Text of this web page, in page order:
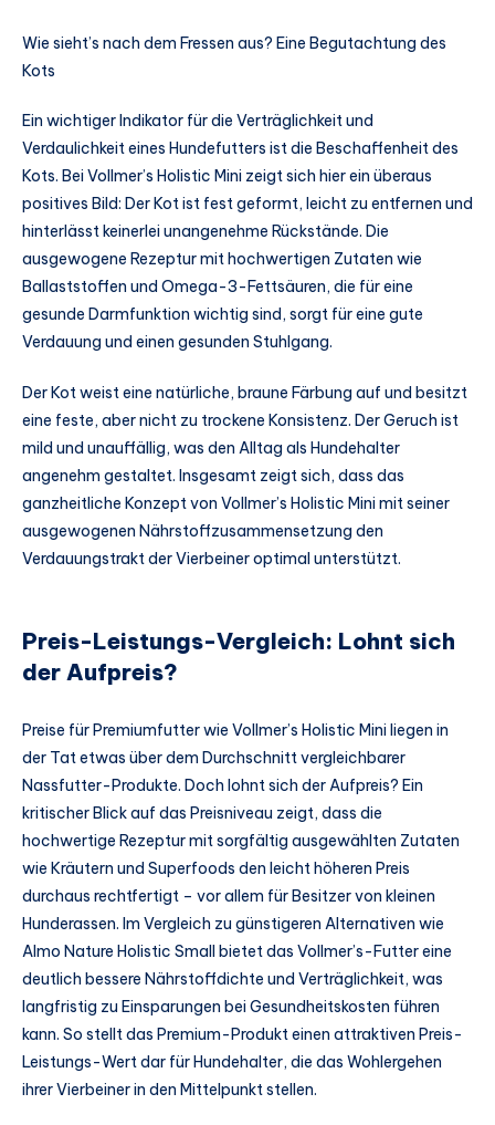
Wie sieht’s nach dem Fressen aus? Eine Begutachtung des
Kots
Ein wichtiger Indikator für die Verträglichkeit und
Verdaulichkeit eines Hundefutters ist die Beschaffenheit des
Kots. Bei Vollmer’s Holistic Mini zeigt sich hier ein überaus
positives Bild: Der Kot ist fest geformt, leicht zu entfernen und
hinterlässt keinerlei unangenehme Rückstände. Die
ausgewogene Rezeptur mit hochwertigen Zutaten wie
Ballaststoffen und Omega-3-Fettsäuren, die für eine
gesunde Darmfunktion wichtig sind, sorgt für eine gute
Verdauung und einen gesunden Stuhlgang.
Der Kot weist eine natürliche, braune Färbung auf und besitzt
eine feste, aber nicht zu trockene Konsistenz. Der Geruch ist
mild und unauffällig, was den Alltag als Hundehalter
angenehm gestaltet. Insgesamt zeigt sich, dass das
ganzheitliche Konzept von Vollmer’s Holistic Mini mit seiner
ausgewogenen Nährstoffzusammensetzung den
Verdauungstrakt der Vierbeiner optimal unterstützt.
Preis-Leistungs-Vergleich: Lohnt sich
der Aufpreis?
Preise für Premiumfutter wie Vollmer’s Holistic Mini liegen in
der Tat etwas über dem Durchschnitt vergleichbarer
Nassfutter-Produkte. Doch lohnt sich der Aufpreis? Ein
kritischer Blick auf das Preisniveau zeigt, dass die
hochwertige Rezeptur mit sorgfältig ausgewählten Zutaten
wie Kräutern und Superfoods den leicht höheren Preis
durchaus rechtfertigt – vor allem für Besitzer von kleinen
Hunderassen. Im Vergleich zu günstigeren Alternativen wie
Almo Nature Holistic Small bietet das Vollmer’s-Futter eine
deutlich bessere Nährstoffdichte und Verträglichkeit, was
langfristig zu Einsparungen bei Gesundheitskosten führen
kann. So stellt das Premium-Produkt einen attraktiven Preis-
Leistungs-Wert dar für Hundehalter, die das Wohlergehen
ihrer Vierbeiner in den Mittelpunkt stellen.